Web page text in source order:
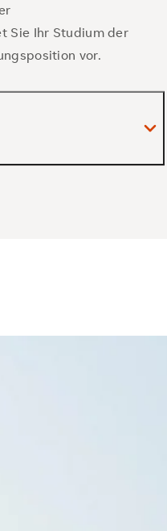
Sie Ihr Studium der
vor.